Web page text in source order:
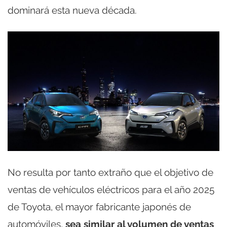
dominará esta nueva década.
No resulta por tanto extraño que el objetivo de
ventas de vehículos eléctricos para el año 2025
de Toyota, el mayor fabricante japonés de
automóviles, sea similar al volumen de ventas